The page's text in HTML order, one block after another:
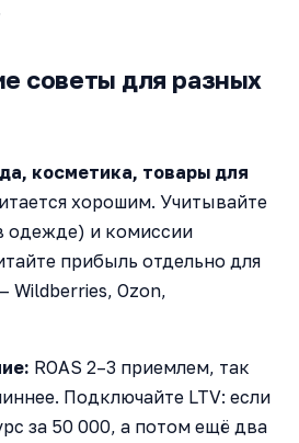
советы для разных
косметика, товары для
хорошим. Учитывайте
одежде) и комиссии
прибыль отдельно для
Ozon,
ROAS 2–3 приемлем, так
Подключайте LTV: если
за 50 000, а потом ещё два